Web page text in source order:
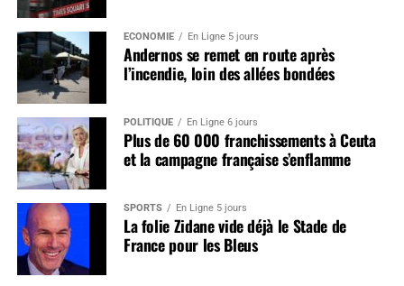
ÉCONOMIE En Ligne 5 jours
Andernos se remet en route après
l’incendie, loin des allées bondées
POLITIQUE En Ligne 6 jours
Plus de 60 000 franchissements à Ceuta
et la campagne française s’enflamme
SPORTS En Ligne 5 jours
La folie Zidane vide déjà le Stade de
France pour les Bleus